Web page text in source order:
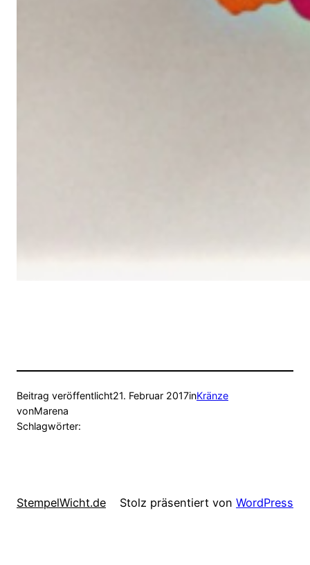
Beitrag veröffentlicht21. Februar 2017inKränze
vonMarena
Schlagwörter:
StempelWicht.de Stolz präsentiert von WordPress